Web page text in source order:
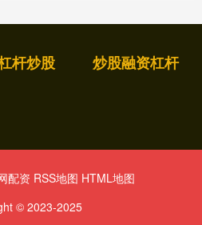
杆炒股 炒股融资杠杆
配资 RSS地图 HTML地图
© 2023-2025